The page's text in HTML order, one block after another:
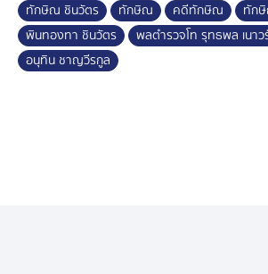
ทักษิณ ชินวัตร ทักษิณ คดีทักษิณ
ทัก
พินทองทา ชินวัตร
พลตำรวจโท รุทธพล เนา
อนุทิน ชาญวีรกูล